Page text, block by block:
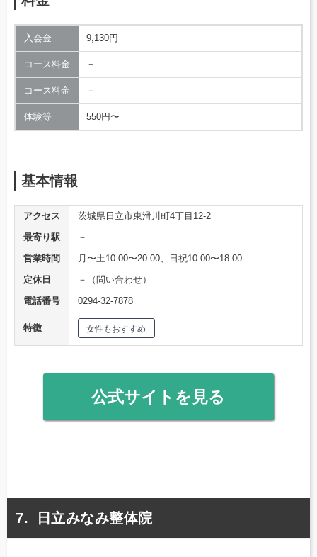
入会金 9,130円
コース料金 －
コース料金 －
体験等 550円〜
基本情報
アクセス
茨城県日立市東滑川町4丁目12-2
最寄り駅
－
営業時間
月〜土10:00〜20:00、日祝10:00〜18:00
定休日
－（問い合わせ）
電話番号
0294-32-7878
特徴 女性もおすすめ
公式サイトを見る
日立みなみ整体院